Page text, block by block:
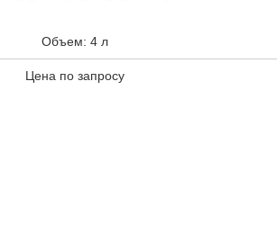
Объем: 4 л
Цена по запросу